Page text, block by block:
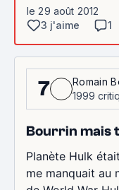
le 29 août 2012
3 j'aime
1
7
Romain
1999
Bourrin mais
Planète Hulk
me manquait au